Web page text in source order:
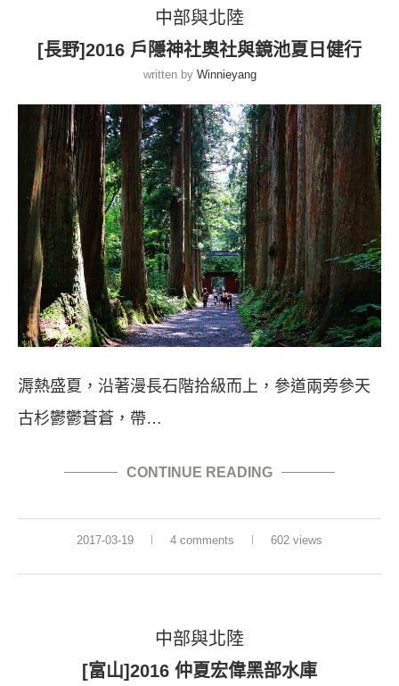
中部與北陸
[長野]2016 戶隱神社奧社與鏡池夏日健行
written by Winnieyang
溽熱盛夏，沿著漫長石階拾級而上，參道兩旁參天
古杉鬱鬱蒼蒼，帶…
CONTINUE READING
2017-03-19 4 comments 602 views
中部與北陸
[富山]2016 仲夏宏偉黑部水庫